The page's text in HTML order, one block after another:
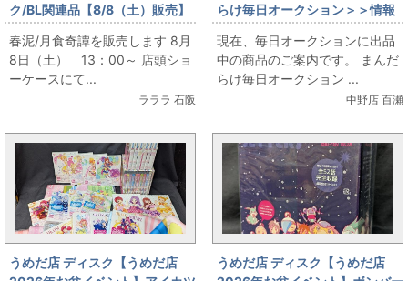
ク/BL関連品【8/8（土）販売】
🌕春泥/月食奇譚を販売します🌕
春泥/月食奇譚を販売します 8月
8日（土） 13：00～ 店頭ショ
ーケースにて...
ラララ 石阪
らけ毎日オークション＞＞情報
です
現在、毎日オークションに出品
中の商品のご案内です。 まんだ
らけ毎日オークション ...
中野店 百瀬
うめだ店 ディスク【うめだ店
うめだ店 ディスク【うめだ店